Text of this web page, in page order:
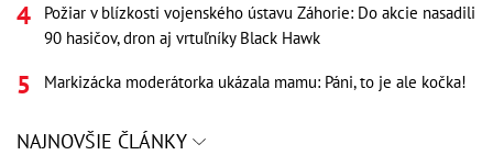
Požiar v blízkosti vojenského ústavu Záhorie: Do akcie nasadili
90 hasičov, dron aj vrtuľníky Black Hawk
Markizácka moderátorka ukázala mamu: Páni, to je ale kočka!
NAJNOVŠIE ČLÁNKY